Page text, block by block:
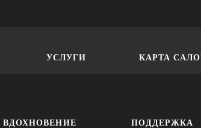
УСЛУГИ КАРТА
ВДОХНОВЕНИЕ ПОДДЕРЖКА